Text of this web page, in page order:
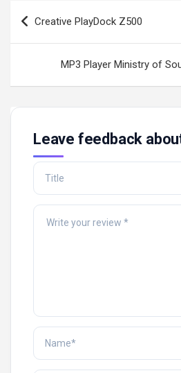
Post
navigation
Creative PlayDock Z500
MP3 Player Ministry of
Leave feedback